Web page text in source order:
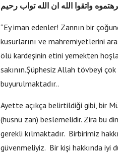
واتقوا الله ان الله تواب رحيم
“Ey iman edenler! Zannın bir
kusurlarını ve mahremiyetlerini
ölü kardeşinin etini yemekten
sakının.Şüphesiz Allah tövbeyi
buyurulmaktadır..
Ayette açıkça belirtildiği gibi, bir
(hüsnü zan) beslemelidir. Zira bu
gerekli kılmaktadır. Birbirimiz
güvenmeliyiz. Bir kişi hakkında iyi